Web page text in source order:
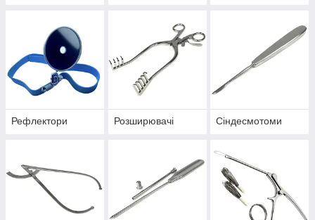
Рефлектори Розширювачі Сіндесмотоми